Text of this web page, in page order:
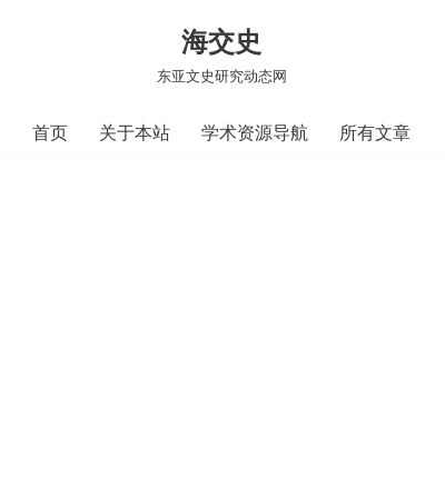
海交史
东亚文史研究动态网
首页 关于本站 学术资源导航 所有文章